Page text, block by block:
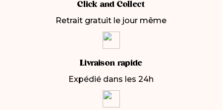
Click and Collect
Retrait gratuit le jour même
Livraison rapide
Expédié dans les 24h